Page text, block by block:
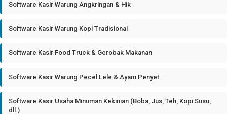
Software Kasir Warung Angkringan & Hik
Software Kasir Warung Kopi Tradisional
Software Kasir Food Truck & Gerobak Makanan
Software Kasir Warung Pecel Lele & Ayam Penyet
Software Kasir Usaha Minuman Kekinian (Boba, Jus, Teh, Kopi Susu,
dll.)